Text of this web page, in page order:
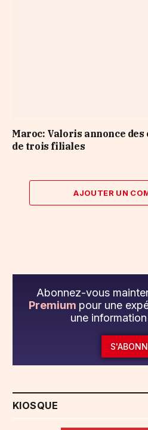
Maroc: Valoris annonce
de trois filiales
AJOUTER UN
Abonnez-vous
Premium pour une
une
KIOSQUE